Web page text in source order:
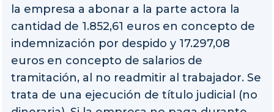
la empresa a abonar a la parte actora la
cantidad de 1.852,61 euros en concepto de
indemnización por despido y 17.297,08
euros en concepto de salarios de
tramitación, al no readmitir al trabajador. Se
trata de una ejecución de título judicial (no